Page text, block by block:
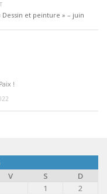
et peinture » – juin
!
V S
D
1
2